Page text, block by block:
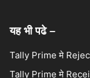
यह भी पढे –
Tally Prime मे
Tally Prime मे